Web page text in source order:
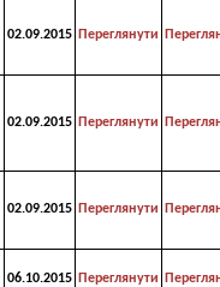
02.09.2015 Переглянути
02.09.2015 Переглянути
02.09.2015 Переглянути
06.10.2015 Переглянути